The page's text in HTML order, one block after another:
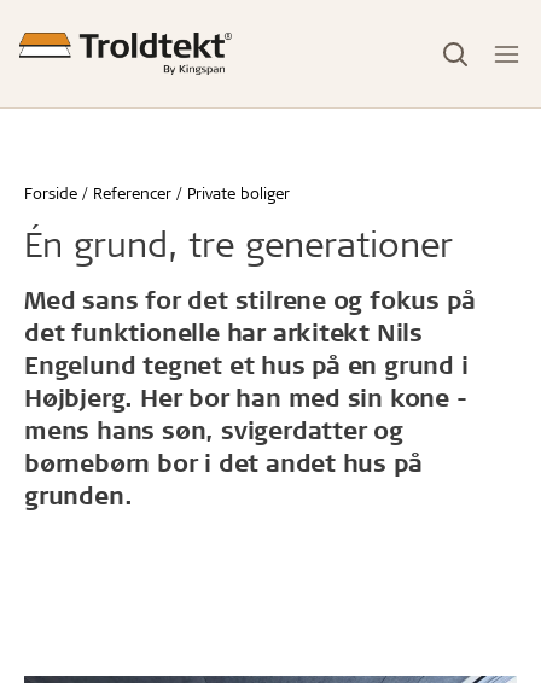
Forside Referencer Private boliger
Én grund, tre generationer
Med sans for det stilrene og fokus på
det funktionelle har arkitekt Nils
Engelund tegnet et hus på en grund i
Højbjerg. Her bor han med sin kone -
mens hans søn, svigerdatter og
børnebørn bor i det andet hus på
grunden.